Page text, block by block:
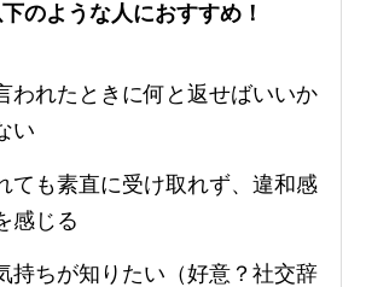
のような人におすすめ！
われたときに何と返せばいいか
い
ても素直に受け取れず、違和感
感じる
持ちが知りたい（好意？社交辞